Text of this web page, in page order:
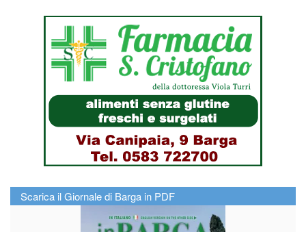
Scarica il Giornale di Barga in PDF